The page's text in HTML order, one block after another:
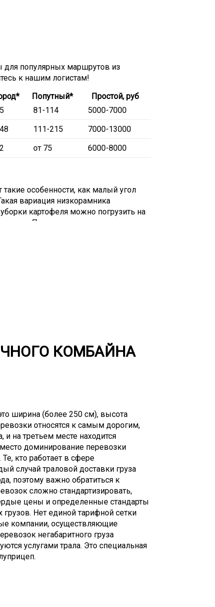
популярных маршрутов из
к нашим логистам!
Попутный*
Простой, руб
81-114
5000-7000
111-215
7000-13000
от 75 6000-8000
особенности, как малый угол
вариация низкорамника
картофеля можно погрузить на
Перевозка грузов из одного в
КОМБАЙНА
ширина (более 250 см), высота
относятся к самым дорогим,
на третьем месте находится
доминирование перевозки
кто работает в сфере
случай траловой доставки груза
поэтому важно обратиться к
сложно стандартизировать,
цены и определенные стандарты
Нет единой тарифной сетки
компании, осуществляющие
негабаритного груза
услугами трала. Это специальная